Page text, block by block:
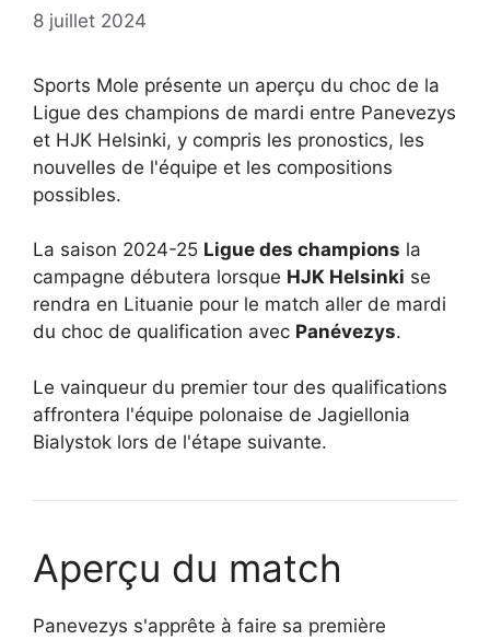
8 juillet 2024
Sports Mole présente un aperçu du choc de la
Ligue des champions de mardi entre Panevezys
et HJK Helsinki, y compris les pronostics, les
nouvelles de l'équipe et les compositions
possibles.
La saison 2024-25 Ligue des champions la
campagne débutera lorsque HJK Helsinki se
rendra en Lituanie pour le match aller de mardi
du choc de qualification avec Panévezys.
Le vainqueur du premier tour des qualifications
affrontera l'équipe polonaise de Jagiellonia
Bialystok lors de l'étape suivante.
Aperçu du match
Panevezys s'apprête à faire sa première